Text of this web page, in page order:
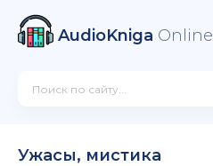
AudioKniga Online
Ужасы, мистика